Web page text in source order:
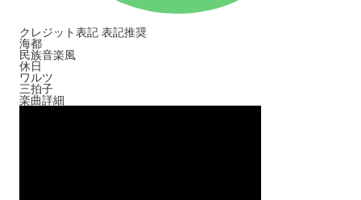
クレジット表記 表記推奨
海都
民族音楽風
休日
ワルツ
三拍子
楽曲詳細